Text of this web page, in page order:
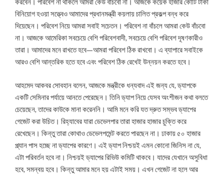
করবেন। পরিবেশ না থাকলে আমরা কেউ বাঁচবো না। আজকে কয়েক হাজার কোটি টাকা
বিনিয়োগ হওয়া সত্ত্বেও আমাদের প্রধানমন্ত্রী কয়লায় চালিত প্রকল্প বন্ধ করে
দিয়েছেন। পরিবেশ নিয়ে আমরা সবাই সচেতন। পরিবেশ না বাঁচলে আমরা কেউ বাঁচবো
না। আজকে আমেরিকা সবচেয়ে বেশি পরিবেশবাদী, সবচেয়ে বেশি পরিবেশ দূষণকারীও
তারা। আমাদের মনে রাখতে হবে—আমরা পরিবেশ ঠিক রাখবো। এ ব্যাপারে সবাইকে
আরও বেশি আন্তরিক হতে হবে এবং পরিবেশ ঠিক রেখেই উন্নয়ন করতে হবে।
আহমেদ আকবর সোবহান বলেন, আজকে মন্ত্রীকে ধন্যবাদ এই জন্য যে, ড্যাপকে
একটি সেমিনার পর্যায়ে আনতে পেরেছেন। তিনি ড্যাপ নিয়ে যেসব অংশীজন কথা বলতে
চেয়েছেন, তাদের কাউকে মানা করেননি। আমি মনে করি যত দ্রুত সম্ভব ড্যাপের
গেজেট করা উচিত। রিহ্যাবের যারা ডেভেলপার তারা হাজার হাজার চুক্তি করে
রেখেছেন। কিন্তু তারা কোথাও ডেভেলপমেন্ট করতে পারছেন না। ঢাকায় ৫০ হাজার
প্ল্যান পাস হচ্ছে না ড্যাপের কারণে। এই ড্যাপ নিশ্চয়ই এমন কোনো জিনিস না যে,
এটা পরিবর্তন হবে না। নিশ্চয়ই ড্যাপের রিভিউ কমিটি থাকবে। যাদের যেখানে অসুবিধা
হবে, সমন্বয় হবে। কিন্তু আমার মনে হয় এটাই সময়। এখন গেজেট না হলে আর